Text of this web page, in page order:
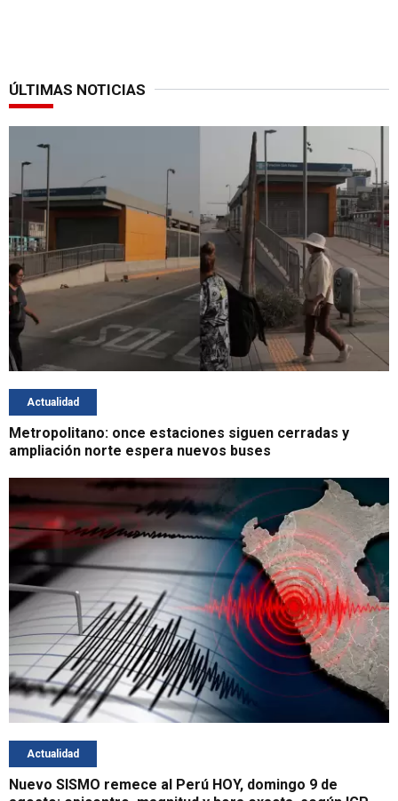
ÚLTIMAS NOTICIAS
Actualidad
Metropolitano: once estaciones siguen cerradas y
ampliación norte espera nuevos buses
Actualidad
Nuevo SISMO remece al Perú HOY, domingo 9 de